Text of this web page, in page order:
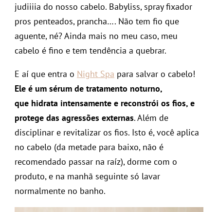
judiiiia do nosso cabelo. Babyliss, spray fixador
pros penteados, prancha…. Não tem fio que
aguente, né? Ainda mais no meu caso, meu
cabelo é fino e tem tendência a quebrar.
E aí que entra o Night Spa para salvar o cabelo!
Ele é um sérum de tratamento noturno,
que hidrata intensamente e reconstrói os fios, e
protege das agressões externas. Além de
disciplinar e revitalizar os fios. Isto é, você aplica
no cabelo (da metade para baixo, não é
recomendado passar na raíz), dorme com o
produto, e na manhã seguinte só lavar
normalmente no banho.